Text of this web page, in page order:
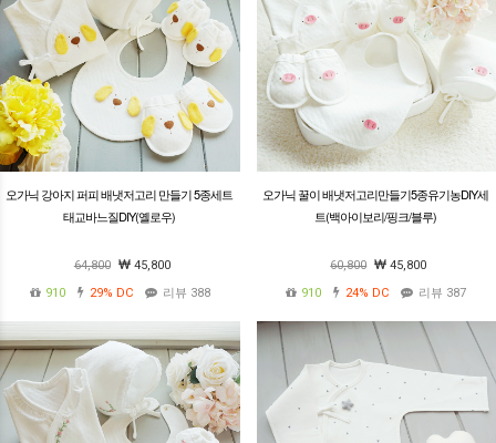
오가닉 강아지 퍼피 배냇저고리 만들기 5종세트
태교바느질DIY(옐로우)
64,800
45,800
910
29% DC 리뷰 388
오가닉 꿀이 배냇저고리만들기5종유기농DIY세
트(백아이보리/핑크/블루)
60,800
45,800
910
24% DC 리뷰 387